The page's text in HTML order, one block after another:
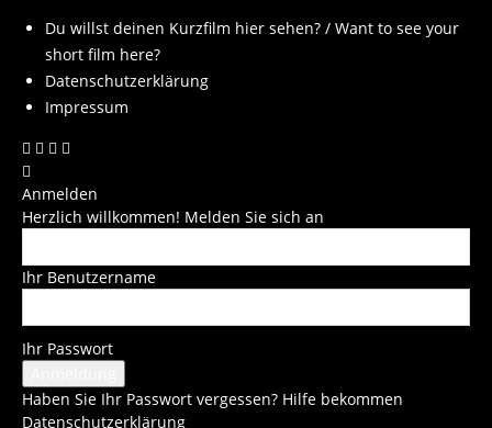
Du willst deinen Kurzfilm hier sehen? / Want to see your
short film here?
Datenschutzerklärung
Impressum
Anmelden
Herzlich willkommen! Melden Sie sich an
Ihr Benutzername
Ihr Passwort
Haben Sie Ihr Passwort vergessen? Hilfe bekommen
Datenschutzerklärung